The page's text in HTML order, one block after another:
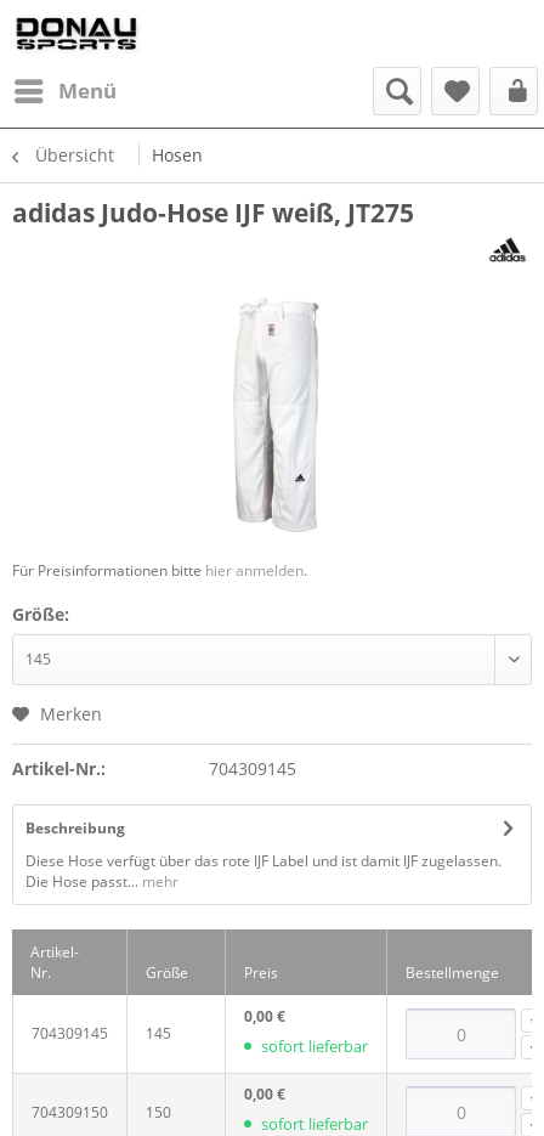
Menü
Übersicht Hosen
adidas Judo-Hose IJF weiß, JT275
Für Preisinformationen bitte hier anmelden.
Größe:
Merken
Artikel-Nr.: 704309145
Beschreibung
Diese Hose verfügt über das rote IJF Label und ist damit IJF zugelassen.
Die Hose passt... mehr
Artikel-
Nr.
Größe Preis Bestellmenge
704309145 145
0,00 €
sofort lieferbar
704309150 150
0,00 €
sofort lieferbar